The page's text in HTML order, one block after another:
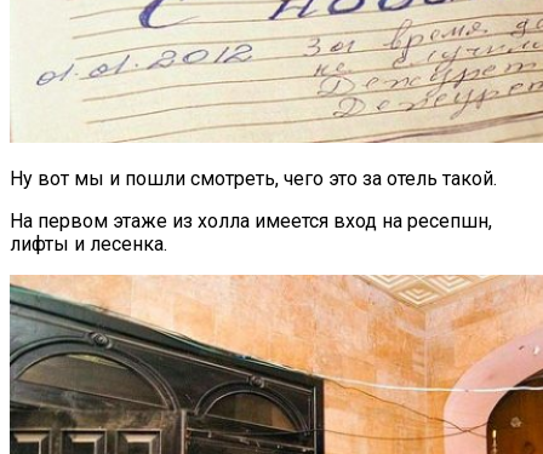
Ну вот мы и пошли смотреть, чего это за отель такой.
На первом этаже из холла имеется вход на ресепшн,
лифты и лесенка.